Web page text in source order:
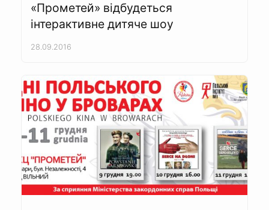
«Прометей» відбудеться
інтерактивне дитяче шоу
28.09.2016